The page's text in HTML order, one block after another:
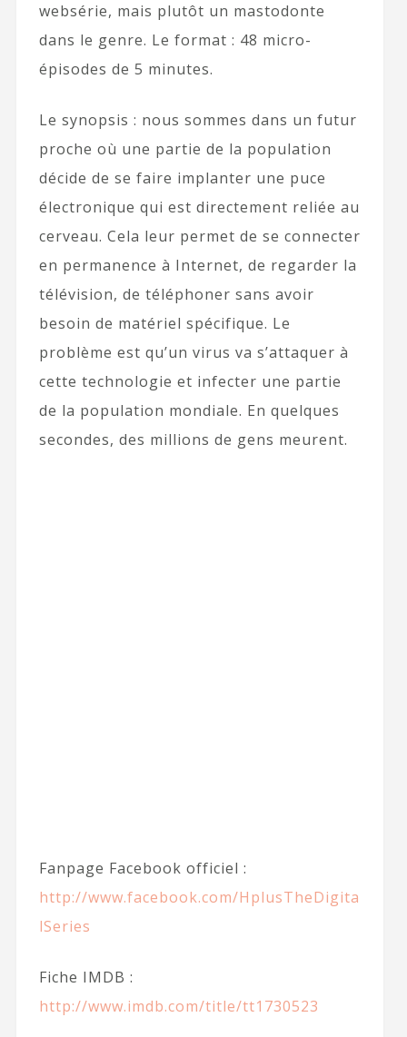
websérie, mais plutôt un mastodonte
dans le genre. Le format : 48 micro-
épisodes de 5 minutes.
Le synopsis : nous sommes dans un futur
proche où une partie de la population
décide de se faire implanter une puce
électronique qui est directement reliée au
cerveau. Cela leur permet de se connecter
en permanence à Internet, de regarder la
télévision, de téléphoner sans avoir
besoin de matériel spécifique. Le
problème est qu’un virus va s’attaquer à
cette technologie et infecter une partie
de la population mondiale. En quelques
secondes, des millions de gens meurent.
Fanpage Facebook officiel :
http://www.facebook.com/HplusTheDigita
lSeries
Fiche IMDB :
http://www.imdb.com/title/tt1730523